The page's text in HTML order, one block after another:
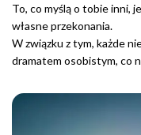
To, co myślą o tobie inni,
własne przekonania.
W związku z tym, każde
dramatem osobistym, co